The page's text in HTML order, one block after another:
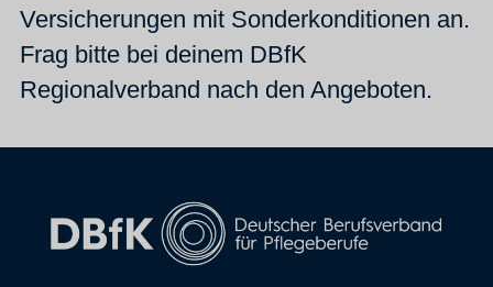
Versicherungen mit Sonderkonditionen an.
Frag bitte bei deinem DBfK
Regionalverband nach den Angeboten.